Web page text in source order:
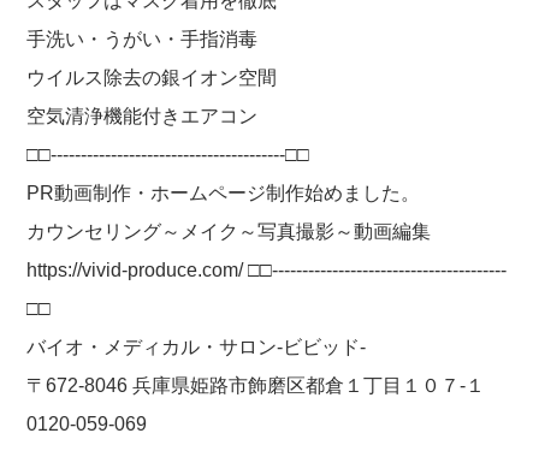
手洗い・うがい・手指消毒
ウイルス除去の銀イオン空間
空気清浄機能付きエアコン
□□---------------------------------------□□
PR動画制作・ホームページ制作始めました。
カウンセリング～メイク～写真撮影～動画編集
https://vivid-produce.com/ □□---------------------------------------
□□
バイオ・メディカル・サロン-ビビッド-
〒672-8046 兵庫県姫路市飾磨区都倉１丁目１０７-１
0120-059-069